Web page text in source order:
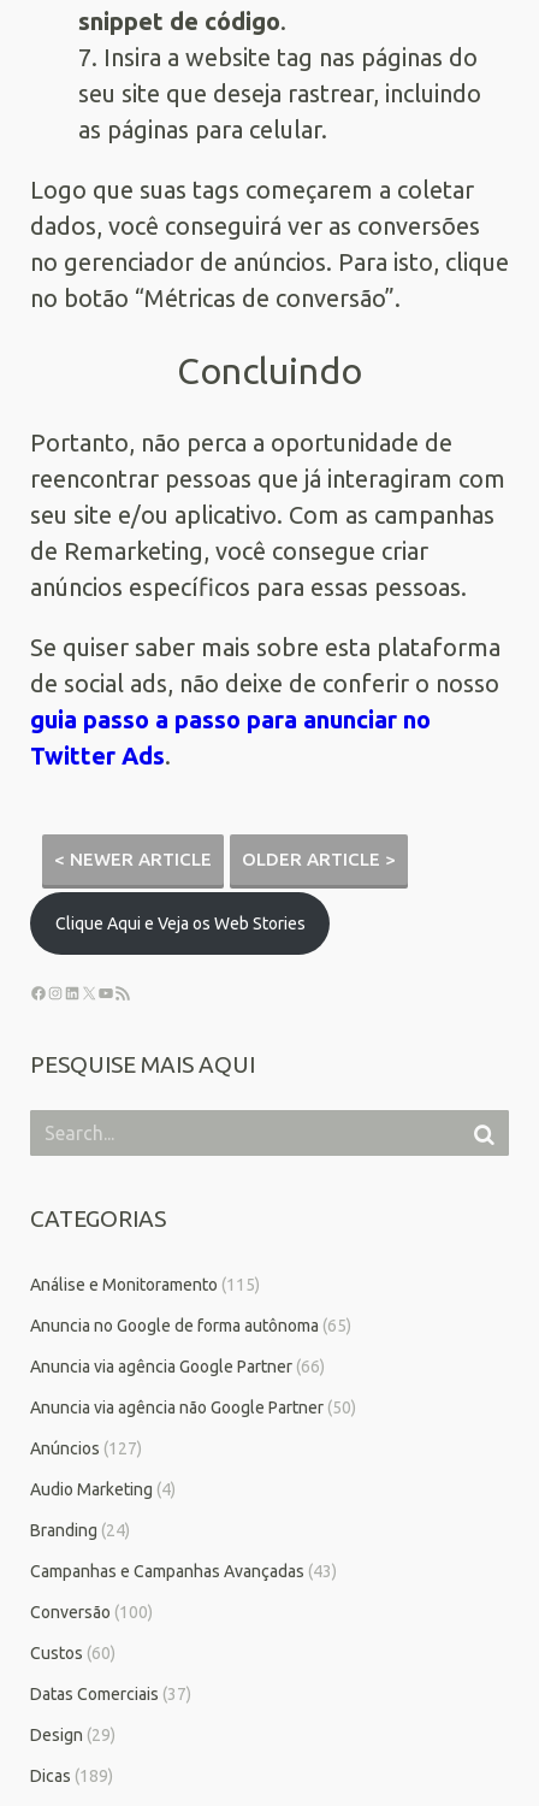
snippet de código.
7. Insira a website tag nas páginas do
seu site que deseja rastrear, incluindo
as páginas para celular.
Logo que suas tags começarem a coletar
dados, você conseguirá ver as conversões
no gerenciador de anúncios. Para isto, clique
no botão “Métricas de conversão”.
Concluindo
Portanto, não perca a oportunidade de
reencontrar pessoas que já interagiram com
seu site e/ou aplicativo. Com as campanhas
de Remarketing, você consegue criar
anúncios específicos para essas pessoas.
Se quiser saber mais sobre esta plataforma
de social ads, não deixe de conferir o nosso
guia passo a passo para anunciar no
Twitter Ads.
< NEWER ARTICLE OLDER ARTICLE >
Clique Aqui e Veja os Web Stories
PESQUISE MAIS AQUI
CATEGORIAS
Análise e Monitoramento (115)
Anuncia no Google de forma autônoma (65)
Anuncia via agência Google Partner (66)
Anuncia via agência não Google Partner (50)
Anúncios (127)
Audio Marketing (4)
Branding (24)
Campanhas e Campanhas Avançadas (43)
Conversão (100)
Custos (60)
Datas Comerciais (37)
Design (29)
Dicas (189)